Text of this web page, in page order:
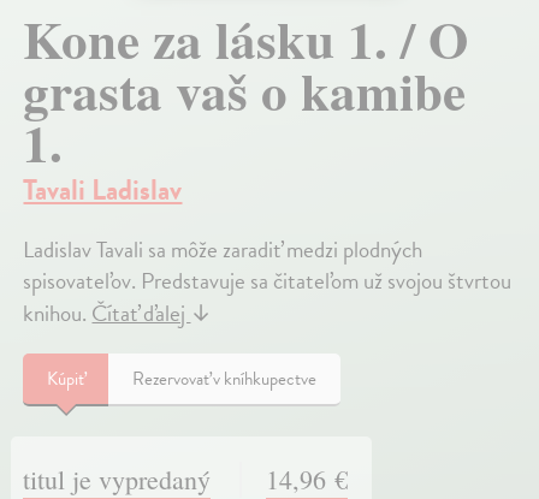
Kone za lásku 1. / O
grasta vaš o kamibe
1.
Tavali Ladislav
Ladislav Tavali sa môže zaradiť medzi plodných
spisovateľov. Predstavuje sa čitateľom už svojou štvrtou
knihou.Čítať ďalej↓
Kúpiť Rezervovať v kníhkupectve
titul je vypredaný 14,96 €